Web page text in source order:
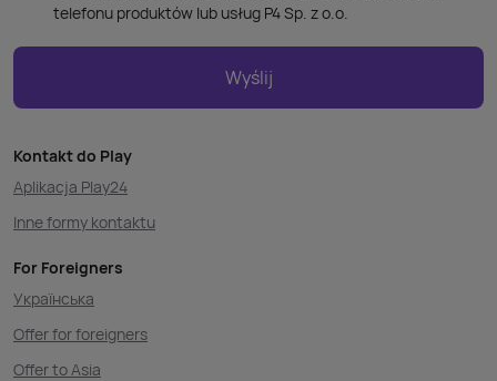
telefonu produktów lub usług P4 Sp. z o.o.
Wyślij
Kontakt do Play
Aplikacja Play24
Inne formy kontaktu
For Foreigners
Українська
Offer for foreigners
Offer to Asia